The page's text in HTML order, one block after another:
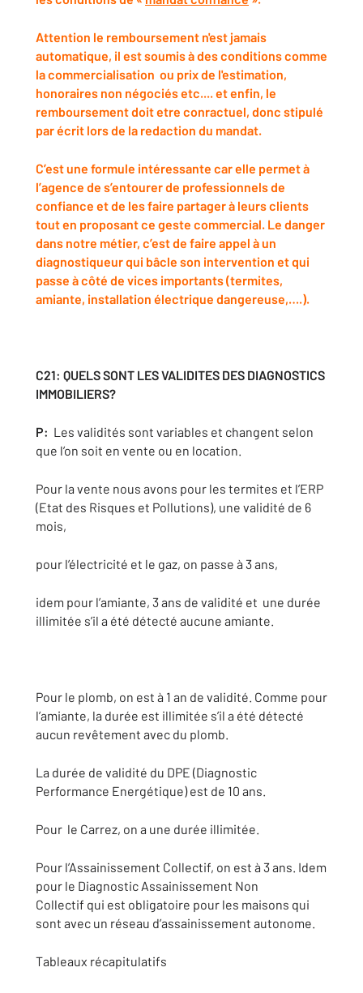
Attention le remboursement n'est jamais
automatique, il est soumis à des conditions comme
la commercialisation ou prix de l'estimation,
honoraires non négociés etc.... et enfin, le
remboursement doit etre conractuel, donc stipulé
par écrit lors de la redaction du mandat.
C’est une formule intéressante car elle permet à
l’agence de s’entourer de professionnels de
confiance et de les faire partager à leurs clients
tout en proposant ce geste commercial. Le danger
dans notre métier, c’est de faire appel à un
diagnostiqueur qui bâcle son intervention et qui
passe à côté de vices importants (termites,
amiante, installation électrique dangereuse,….).
C21: QUELS SONT LES VALIDITES DES DIAGNOSTICS
IMMOBILIERS?
P: Les validités sont variables et changent selon
que l’on soit en vente ou en location.
Pour la vente nous avons pour les termites et l’ERP
(Etat des Risques et Pollutions), une validité de 6
mois,
pour l’électricité et le gaz, on passe à 3 ans,
idem pour l’amiante, 3 ans de validité et une durée
illimitée s’il a été détecté aucune amiante.
Pour le plomb, on est à 1 an de validité. Comme pour
l’amiante, la durée est illimitée s’il a été détecté
aucun revêtement avec du plomb.
La durée de validité du DPE (Diagnostic
Performance Energétique) est de 10 ans.
Pour le Carrez, on a une durée illimitée.
Pour l’Assainissement Collectif, on est à 3 ans. Idem
pour le Diagnostic Assainissement Non
Collectif qui est obligatoire pour les maisons qui
sont avec un réseau d’assainissement autonome.
Tableaux récapitulatifs